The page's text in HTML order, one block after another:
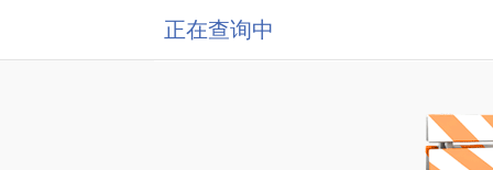
正在查询中